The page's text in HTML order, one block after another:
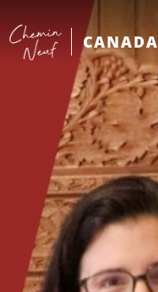
CANADA